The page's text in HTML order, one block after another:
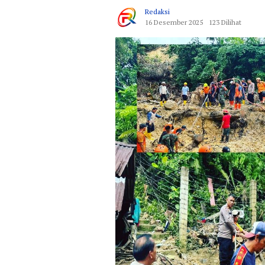
Redaksi
16 Desember 2025
123 Dilihat